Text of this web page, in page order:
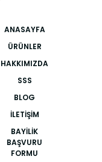
ANASAYFA
ÜRÜNLER
HAKKIMIZDA
SSS
BLOG
İLETIŞIM
BAYILIK
BAŞVURU
FORMU